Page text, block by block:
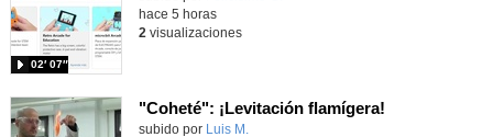
02′ 07″
hace 5 horas
2 visualizaciones
"Coheté": ¡Levitación flamígera!
Contenido educativo.
subido por Luis M.